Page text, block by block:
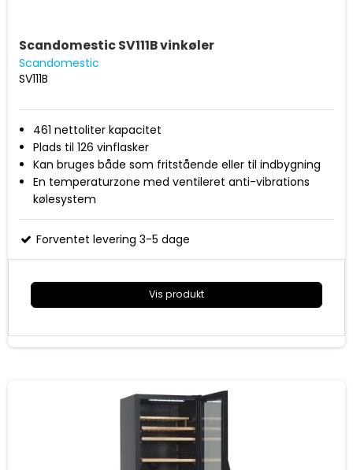
Scandomestic SV111B vinkøler
Scandomestic
SV111B
461 nettoliter kapacitet
Plads til 126 vinflasker
Kan bruges både som fritstående eller til indbygning
En temperaturzone med ventileret anti-vibrations
kølesystem
Digital styring og display
Temperatur område 5-18 grader
6, 1/2 udtrækshylder + 1 stationær hylde i bøgetræ
Vendbar dør med buet rustfrit sort håndtag og
eksklusiv rammeløs glasdør
Lås og nøgle sikrer at uvedkommende ikke får adgang
Forventet levering 3-5 dage
Vis produkt